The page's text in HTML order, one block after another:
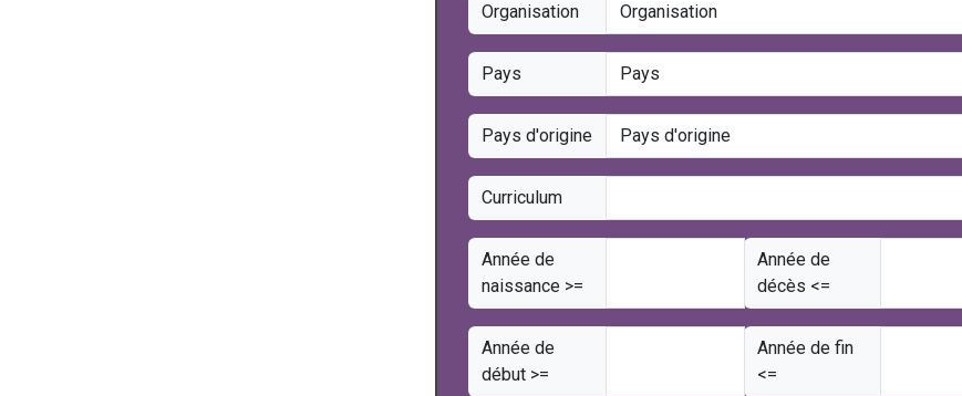
Organisation
Pays
Pays d'origine
Curriculum
Année de
naissance >=
Année de
décès <=
Année de
début >=
Année de fin
<=